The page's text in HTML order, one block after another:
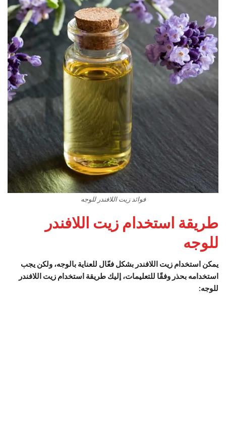
فوائد زيت اللافندر للوجه
طريقة استخدام زيت اللافندر
للوجه
يمكن استخدام زيت اللافندر بشكل فعّال للعناية بالوجه، ولكن يجب
استخدامه بحذر وفقًا للتعليمات، إليك طريقة استخدام زيت اللافندر
للوجه: